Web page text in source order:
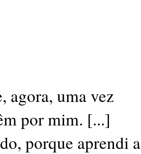
agora, uma vez
por mim. [...]
porque aprendi a